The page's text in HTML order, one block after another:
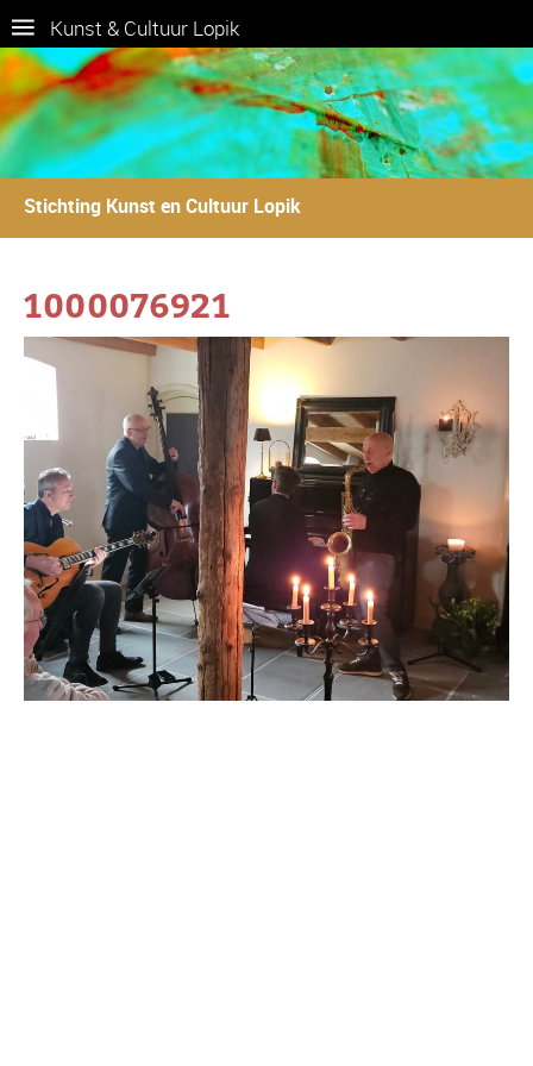
Kunst & Cultuur Lopik
Stichting Kunst en Cultuur Lopik
1000076921